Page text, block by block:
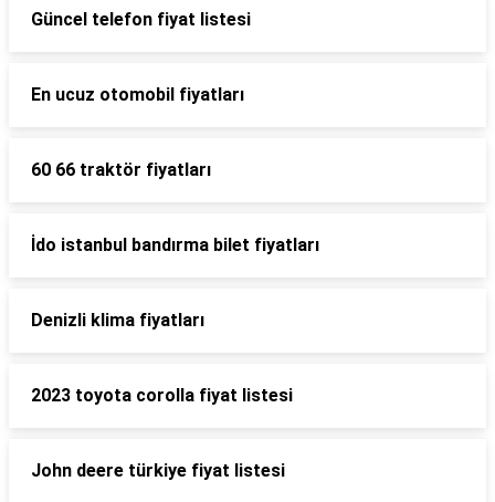
Güncel telefon fiyat listesi
En ucuz otomobil fiyatları
60 66 traktör fiyatları
İdo istanbul bandırma bilet fiyatları
Denizli klima fiyatları
2023 toyota corolla fiyat listesi
John deere türkiye fiyat listesi